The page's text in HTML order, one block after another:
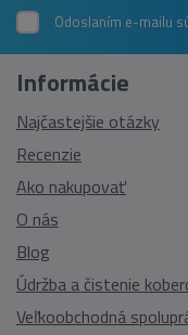
Odoslaním e-mailu
Informácie
Najčastejšie otázky
Recenzie
Ako nakupovať
O nás
Blog
Údržba a čistenie
Veľkoobchodná